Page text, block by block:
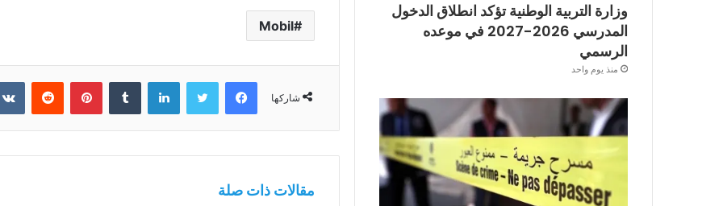
Mobil
شاركها
فيسبوك تويتر لينكدإن بينتيريست
مقالات ذات صلة
وزارة التربية الوطنية تؤكد انطلاق الدخول
المدرسي 2026-2027 في موعده
الرسمي
منذ يوم واحد